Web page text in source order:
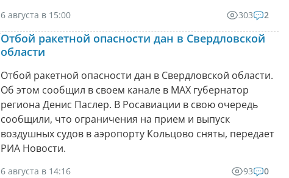
6 августа в 15:00 303 2
Отбой ракетной опасности дан в Свердловской
области
Отбой ракетной опасности дан в Свердловской области.
Об этом сообщил в своем канале в МАХ губернатор
региона Денис Паслер. В Росавиации в свою очередь
сообщили, что ограничения на прием и выпуск
воздушных судов в аэропорту Кольцово сняты, передает
РИА Новости.
6 августа в 14:16 93 0